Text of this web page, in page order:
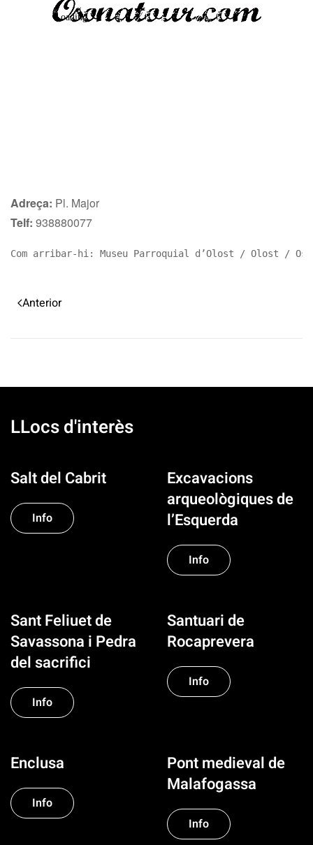
Adreça: Pl. Major
Telf: 938880077
Com arribar-hi: Museu Parroquial d’Olost / Olost /
Anterior
LLocs d'interès
Salt del Cabrit
Info
Excavacions
arqueològiques de
l’Esquerda
Info
Sant Feliuet de
Savassona i Pedra
del sacrifici
Info
Santuari de
Rocaprevera
Info
Enclusa
Info
Pont medieval de
Malafogassa
Info